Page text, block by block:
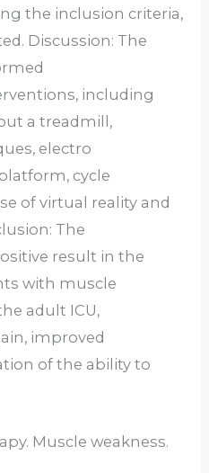
the inclusion criteria,
Discussion: The
including
a treadmill,
electro
cycle
of virtual reality and
The
result in the
with muscle
adult ICU,
improved
of the ability to
Muscle weakness.